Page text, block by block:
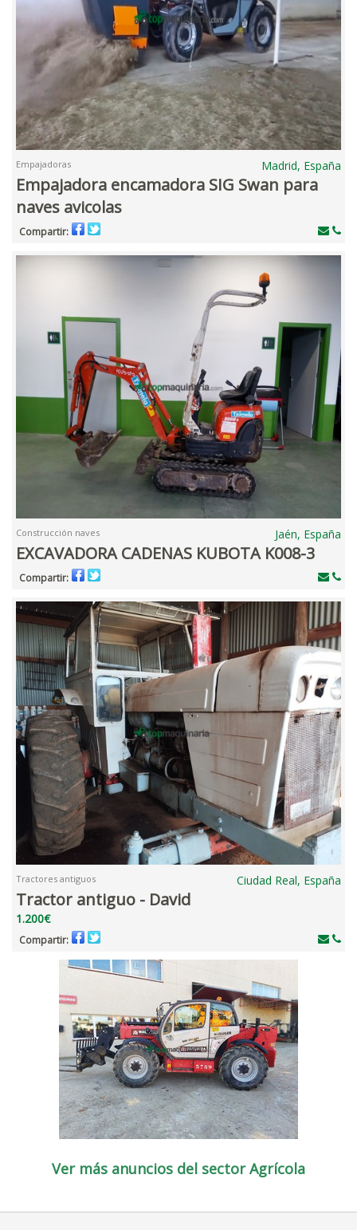
Empajadoras Madrid, España
Empajadora encamadora SIG Swan para
naves avicolas
Compartir:
Construcción naves Jaén, España
EXCAVADORA CADENAS KUBOTA K008-3
Compartir:
Tractores antiguos Ciudad Real, España
Tractor antiguo - David
1.200€
Compartir:
Ver más anuncios del sector Agrícola